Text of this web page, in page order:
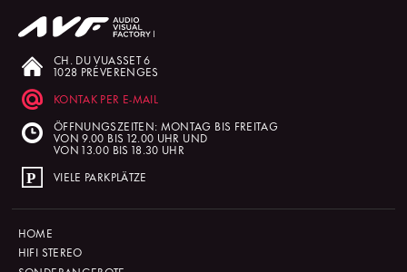
CH. DU VUASSET 6
1028 PRÉVERENGES
KONTAK PER E-MAIL
ÖFFNUNGSZEITEN: MONTAG BIS FREITAG
VON 9.00 BIS 12.00 UHR UND
VON 13.00 BIS 18.30 UHR
VIELE PARKPLÄTZE
HOME
HIFI STEREO